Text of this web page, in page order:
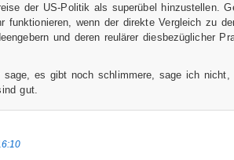
der US-Politik als superübel hinzustellen.
funktionieren, wenn der direkte Vergleich zu
und deren reulärer diesbezüglicher
sage, es gibt noch schlimmere, sage ich nicht,
gut.